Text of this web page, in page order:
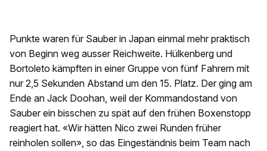
Punkte waren für Sauber in Japan einmal mehr praktisch
von Beginn weg ausser Reichweite. Hülkenberg und
Bortoleto kämpften in einer Gruppe von fünf Fahrern mit
nur 2,5 Sekunden Abstand um den 15. Platz. Der ging am
Ende an Jack Doohan, weil der Kommandostand von
Sauber ein bisschen zu spät auf den frühen Boxenstopp
reagiert hat. «Wir hätten Nico zwei Runden früher
reinholen sollen», so das Eingeständnis beim Team nach